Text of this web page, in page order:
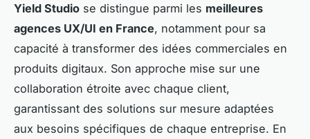
Yield Studio se distingue parmi les meilleures
agences UX/UI en France, notamment pour sa
capacité à transformer des idées commerciales en
produits digitaux. Son approche mise sur une
collaboration étroite avec chaque client,
garantissant des solutions sur mesure adaptées
aux besoins spécifiques de chaque entreprise. En